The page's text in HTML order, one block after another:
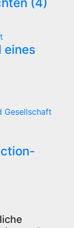
eines
Gesellschaft